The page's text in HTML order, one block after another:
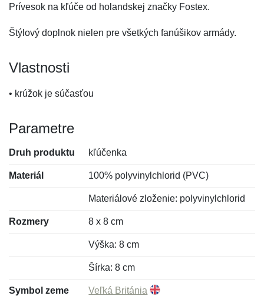
Prívesok na kľúče od holandskej značky Fostex.
Štýlový doplnok nielen pre všetkých fanúšikov armády.
Vlastnosti
• krúžok je súčasťou
Parametre
Druh produktu kľúčenka
Materiál 100% polyvinylchlorid (PVC)
Materiálové zloženie: polyvinylchlorid
Rozmery 8 x 8 cm
Výška: 8 cm
Šírka: 8 cm
Symbol zeme Veľká Británia